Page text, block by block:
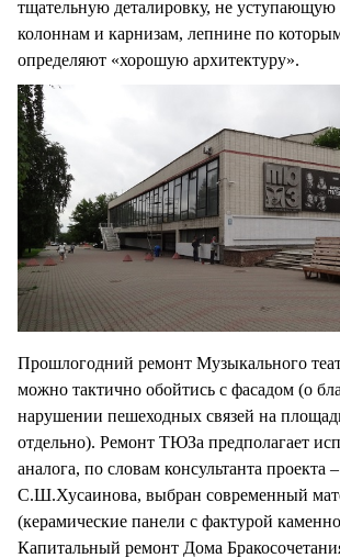
тщательную деталировку, не уступающую
колоннам и карнизам, лепнине по
определяют «хорошую архитектуру».
Прошлогодний ремонт Музыкального
можно тактично обойтись с фасадом (о
нарушении пешеходных связей на
отдельно). Ремонт ТЮЗа предполагает
аналога, по словам консультанта проекта
С.Ш.Хусаинова, выбран современный
(керамические панели с фактурой
Капитальный ремонт Дома